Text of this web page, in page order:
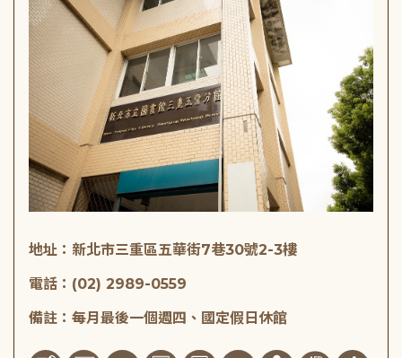
地址：新北市三重區五華街7巷30號2-3樓
電話：(02) 2989-0559
備註：每月最後一個週四、國定假日休館